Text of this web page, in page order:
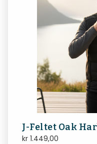
J-Feltet Oak
kr 1.449,00